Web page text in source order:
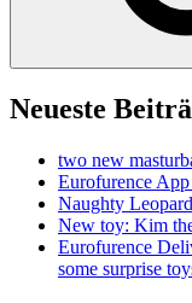
Neueste
two new
Eurofurence
Naughty
New toy: Kim
Eurofurence
some surprise